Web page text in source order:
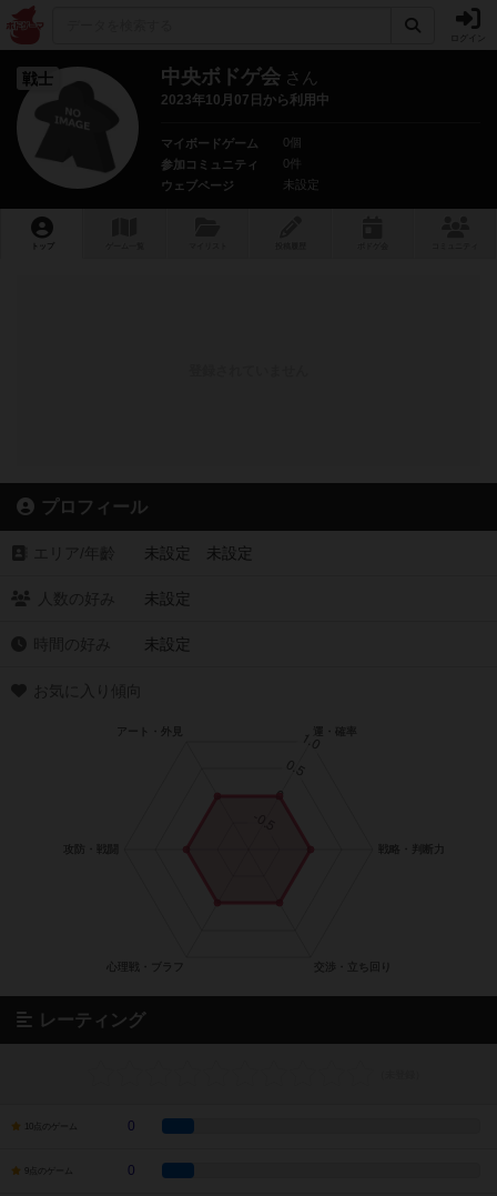
戦士 中央ボドゲ会 さん
2023年10月07日から利用中
マイボードゲーム
0個
参加コミュニティ
0件
ウェブページ
未設定
トップ
プロフィール
未設定 未設定
未設定
未設定
レーティング
10点のゲーム 0
9点のゲーム 0